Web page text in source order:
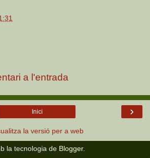
a l'entrada
›
Inici
la versió per a web
la tecnologia de Blogger.